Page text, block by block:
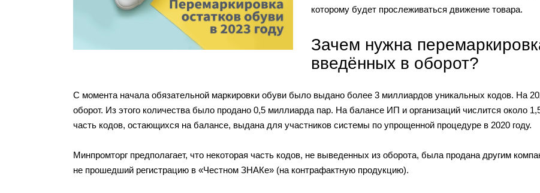
которому будет прослеживаться движение товара.
Зачем нужна
введённых в оборот?
С момента начала обязательной маркировки обуви было выдано более 3 миллиардов уникальных кодов. На
оборот. Из этого количества было продано 0,5 миллиарда пар. На балансе ИП и организаций числится около
часть кодов, остающихся на балансе, выдана для участников системы по упрощенной процедуре в 2020 году.
Минпромторг предполагает, что некоторая часть кодов, не выведенных из оборота, была продана другим
не прошедший регистрацию в «Честном ЗНАКе» (на контрафактную продукцию).